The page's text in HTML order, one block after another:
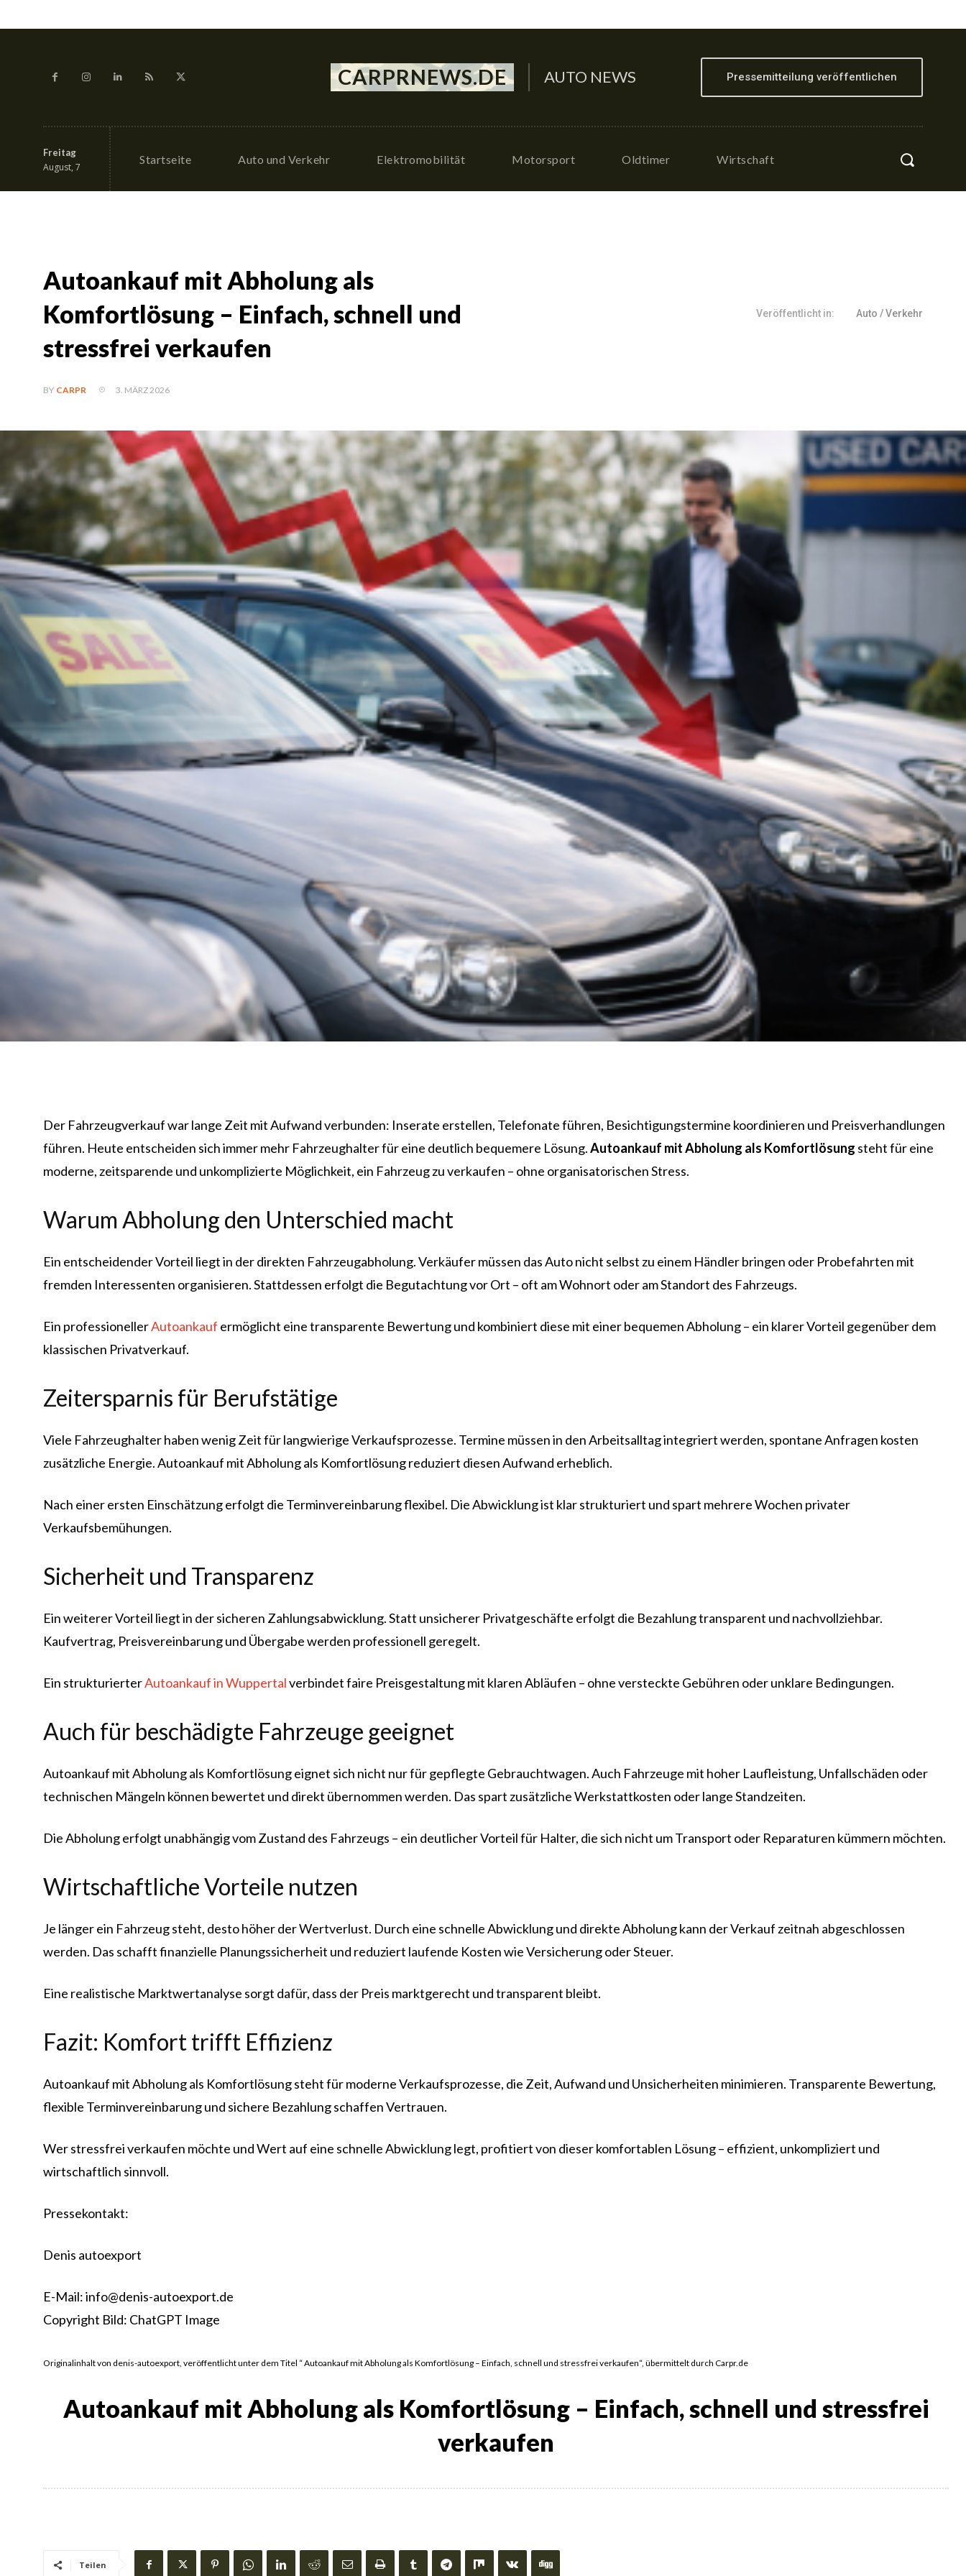
CARPRNEWS.DE AUTO NEWS Pressemitteilung veröffentlichen
Freitag
August, 7
Startseite Auto und Verkehr Elektromobilität Motorsport Oldtimer Wirtschaft
Autoankauf mit Abholung als
Komfortlösung – Einfach, schnell und
stressfrei verkaufen
Veröffentlicht in: Auto / Verkehr
BY CARPR 3. MÄRZ 2026
Der Fahrzeugverkauf war lange Zeit mit Aufwand verbunden: Inserate erstellen, Telefonate führen, Besichtigungstermine koordinieren und Preisverhandlungen
führen. Heute entscheiden sich immer mehr Fahrzeughalter für eine deutlich bequemere Lösung.Autoankauf mit Abholung als Komfortlösung steht für eine
moderne, zeitsparende und unkomplizierte Möglichkeit, ein Fahrzeug zu verkaufen – ohne organisatorischen Stress.
Warum Abholung den Unterschied macht
Ein entscheidender Vorteil liegt in der direkten Fahrzeugabholung. Verkäufer müssen das Auto nicht selbst zu einem Händler bringen oder Probefahrten mit
fremden Interessenten organisieren. Stattdessen erfolgt die Begutachtung vor Ort – oft am Wohnort oder am Standort des Fahrzeugs.
Ein professionellerAutoankauf ermöglicht eine transparente Bewertung und kombiniert diese mit einer bequemen Abholung – ein klarer Vorteil gegenüber dem
klassischen Privatverkauf.
Zeitersparnis für Berufstätige
Viele Fahrzeughalter haben wenig Zeit für langwierige Verkaufsprozesse. Termine müssen in den Arbeitsalltag integriert werden, spontane Anfragen kosten
zusätzliche Energie. Autoankauf mit Abholung als Komfortlösung reduziert diesen Aufwand erheblich.
Nach einer ersten Einschätzung erfolgt die Terminvereinbarung flexibel. Die Abwicklung ist klar strukturiert und spart mehrere Wochen privater
Verkaufsbemühungen.
Sicherheit und Transparenz
Ein weiterer Vorteil liegt in der sicheren Zahlungsabwicklung. Statt unsicherer Privatgeschäfte erfolgt die Bezahlung transparent und nachvollziehbar.
Kaufvertrag, Preisvereinbarung und Übergabe werden professionell geregelt.
Ein strukturierterAutoankauf in Wuppertalverbindet faire Preisgestaltung mit klaren Abläufen – ohne versteckte Gebühren oder unklare Bedingungen.
Auch für beschädigte Fahrzeuge geeignet
Autoankauf mit Abholung als Komfortlösung eignet sich nicht nur für gepflegte Gebrauchtwagen. Auch Fahrzeuge mit hoher Laufleistung, Unfallschäden oder
technischen Mängeln können bewertet und direkt übernommen werden. Das spart zusätzliche Werkstattkosten oder lange Standzeiten.
Die Abholung erfolgt unabhängig vom Zustand des Fahrzeugs – ein deutlicher Vorteil für Halter, die sich nicht um Transport oder Reparaturen kümmern möchten.
Wirtschaftliche Vorteile nutzen
Je länger ein Fahrzeug steht, desto höher der Wertverlust. Durch eine schnelle Abwicklung und direkte Abholung kann der Verkauf zeitnah abgeschlossen
werden. Das schafft finanzielle Planungssicherheit und reduziert laufende Kosten wie Versicherung oder Steuer.
Eine realistische Marktwertanalyse sorgt dafür, dass der Preis marktgerecht und transparent bleibt.
Fazit: Komfort trifft Effizienz
Autoankauf mit Abholung als Komfortlösung steht für moderne Verkaufsprozesse, die Zeit, Aufwand und Unsicherheiten minimieren. Transparente Bewertung,
flexible Terminvereinbarung und sichere Bezahlung schaffen Vertrauen.
Wer stressfrei verkaufen möchte und Wert auf eine schnelle Abwicklung legt, profitiert von dieser komfortablen Lösung – effizient, unkompliziert und
wirtschaftlich sinnvoll.
Pressekontakt:
Denis autoexport
E-Mail: info@denis-autoexport.de
Copyright Bild: ChatGPT Image
Originalinhalt von denis-autoexport, veröffentlicht unter dem Titel “ Autoankauf mit Abholung als Komfortlösung – Einfach, schnell und stressfrei verkaufen“, übermittelt durch Carpr.de
Autoankauf mit Abholung als Komfortlösung – Einfach, schnell und stressfrei
verkaufen
Teilen